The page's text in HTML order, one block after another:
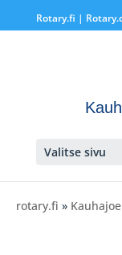
Rotary.fi |
Valitse sivu
rotary.fi »